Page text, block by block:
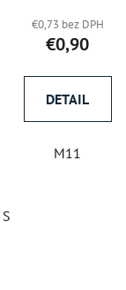
€0,73 bez DPH
€0,90
DETAIL
M11
S